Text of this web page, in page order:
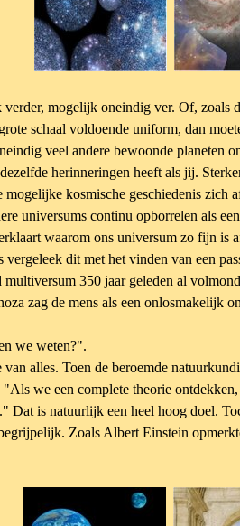
mogelijk oneindig ver. Of,
schaal voldoende uniform, dan
veel andere bewoonde
herinneringen heeft als jij.
kosmische geschiedenis zich
universums continu opborrelen als
waarom ons universum zo fijn is
dit met het vinden van een
multiversum 350 jaar geleden al
zag de mens als een onlosmakelijk
we weten?".
alles. Toen de beroemde
we een complete theorie
Dat is natuurlijk een heel hoog doel.
Zoals Albert Einstein